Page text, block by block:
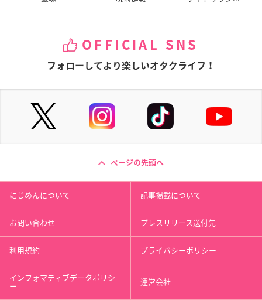
OFFICIAL SNS
フォローしてより楽しいオタクライフ！
ページの先頭へ
にじめんについて 記事掲載について
お問い合わせ プレスリリース送付先
利用規約 プライバシーポリシー
インフォマティブデータポリシ
ー 運営会社